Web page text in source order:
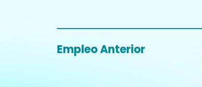
Empleo Anterior